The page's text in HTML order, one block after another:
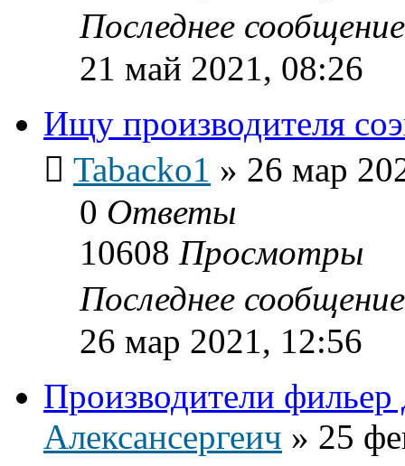
Последнее
21 май 2021, 08:26
Ищу производителя
Tabacko1 » 26 мар
0 Ответы
10608 Просмотры
Последнее
26 мар 2021, 12:56
Производители
Алексансергеич » 25